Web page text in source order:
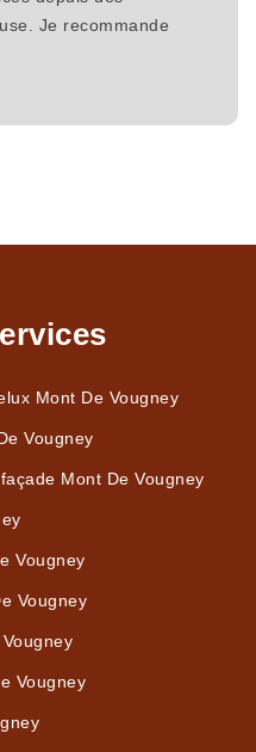
Je recommande
Mont De Vougney
Vougney
Mont De Vougney
Vougney
Vougney
Vougney